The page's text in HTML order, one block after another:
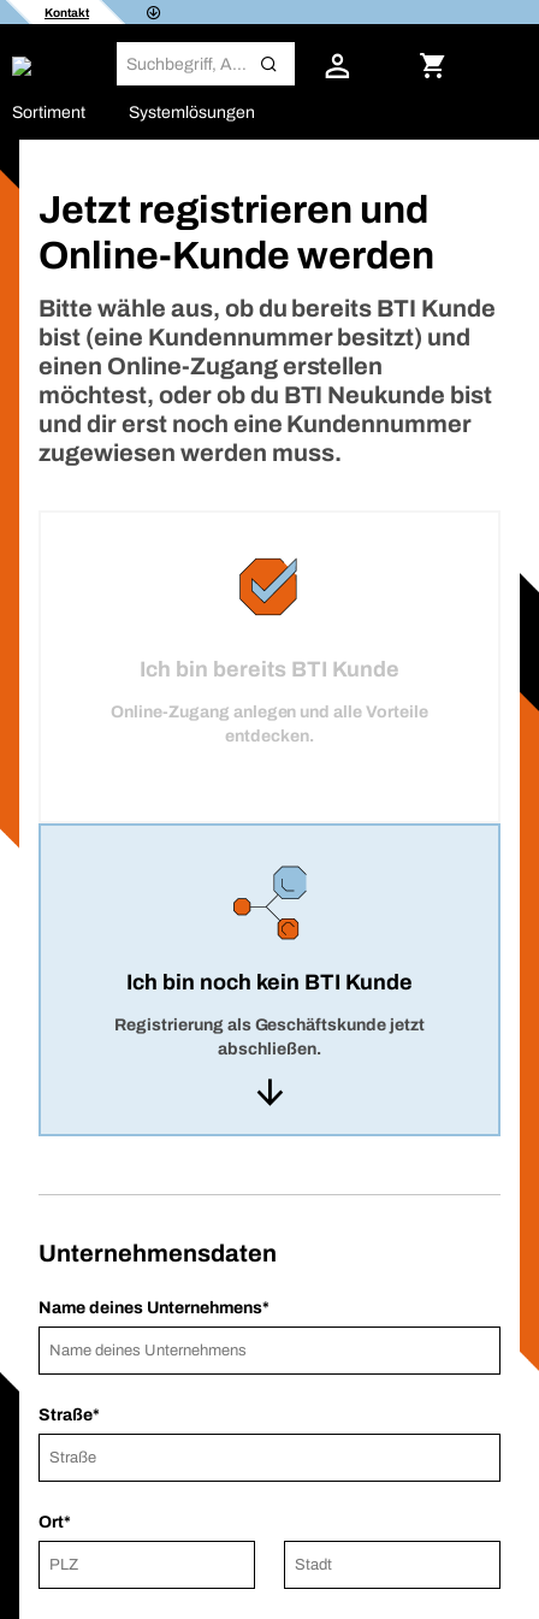
Kontakt
Sortiment Systemlösungen
Jetzt registrieren und
Online-Kunde werden
Bitte wähle aus, ob du bereits BTI Kunde
bist (eine Kundennummer besitzt) und
einen Online-Zugang erstellen
möchtest, oder ob du BTI Neukunde bist
und dir erst noch eine Kundennummer
zugewiesen werden muss.
Ich bin bereits BTI Kunde
Online-Zugang anlegen und alle Vorteile
entdecken.
Ich bin noch kein BTI Kunde
Registrierung als Geschäftskunde jetzt
abschließen.
Unternehmensdaten
Name deines Unternehmens
Straße
Ort